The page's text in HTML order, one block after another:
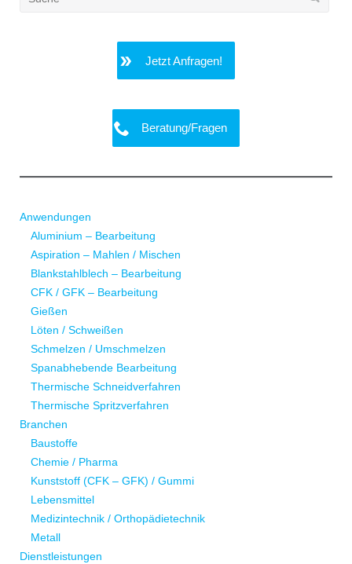
Jetzt Anfragen!
Beratung/Fragen
Anwendungen
Aluminium – Bearbeitung
Aspiration – Mahlen / Mischen
Blankstahlblech – Bearbeitung
CFK / GFK – Bearbeitung
Gießen
Löten / Schweißen
Schmelzen / Umschmelzen
Spanabhebende Bearbeitung
Thermische Schneidverfahren
Thermische Spritzverfahren
Branchen
Baustoffe
Chemie / Pharma
Kunststoff (CFK – GFK) / Gummi
Lebensmittel
Medizintechnik / Orthopädietechnik
Metall
Dienstleistungen